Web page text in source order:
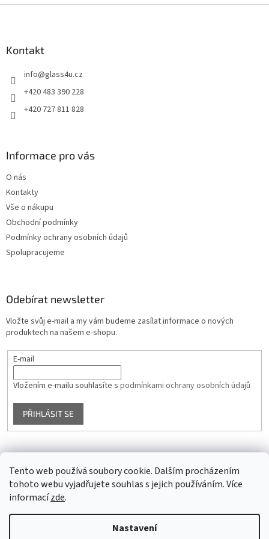
Tento web používá soubory cookie. Dalším procházením
tohoto webu vyjadřujete souhlas s jejich používáním. Více
informacízde.
Nastavení
Kontakt
info@glass4u.cz
+420 483 390 228
+420 727 811 828
Informace pro vás
O nás
Kontakty
Vše o nákupu
Obchodní podmínky
Podmínky ochrany osobních údajů
Spolupracujeme
Odebírat newsletter
Vložte svůj e-mail a my vám budeme zasílat informace o nových
produktech na našem e-shopu.
E-mail
Vložením e-mailu souhlasíte s podmínkami ochrany osobních údajů
PŘIHLÁSIT SE
Facebook